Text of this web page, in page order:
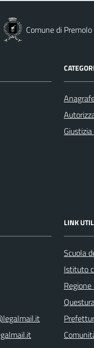
Comune di Premolo
LINK
Scuola
Istituto